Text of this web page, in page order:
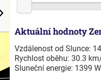
Aktuální hodnoty
Vzdálenost od Slunce:
Rychlost oběhu: 30.3
Sluneční energie: 1399